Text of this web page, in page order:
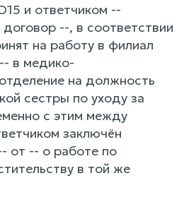
и ответчиком --
--, в соответствии
на работу в филиал
в медико-
на должность
сестры по уходу за
с этим между
заключён
от -- о работе по
в той же